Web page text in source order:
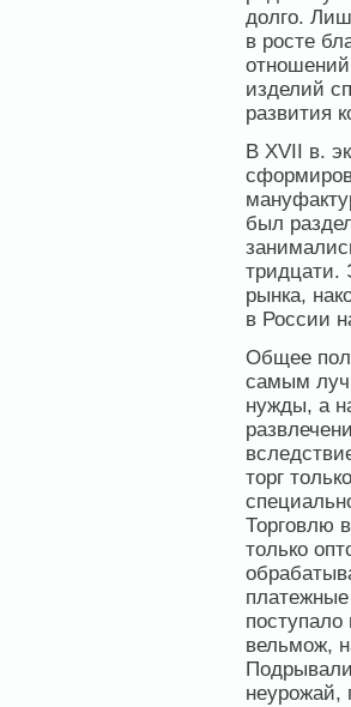
долго.
в росте
изделий
развития
В XVII в.
был
тридцати.
рынка,
в России
Общее
самым
нужды, а
торг
Торговлю
только
вельмож,
неурожай,